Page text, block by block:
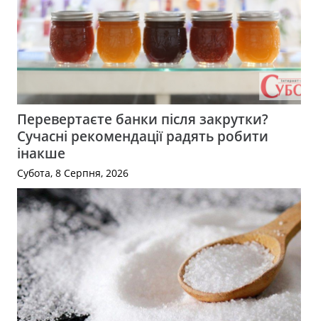
Перевертаєте банки після закрутки?
Сучасні рекомендації радять робити
інакше
Субота, 8 Серпня, 2026